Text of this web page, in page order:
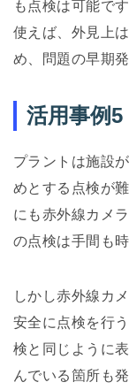
も点検は可能で
使えば、外見上
め、問題の早期
活用事例
プラントは施設
めとする点検が
にも赤外線カメ
の点検は手間も
しかし赤外線カ
安全に点検を行
検と同じように
んでいる箇所も